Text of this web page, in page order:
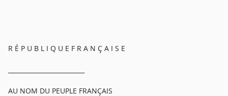
R É P U B L I Q U E F R A N Ç A I S E
AU NOM DU PEUPLE FRANÇAIS